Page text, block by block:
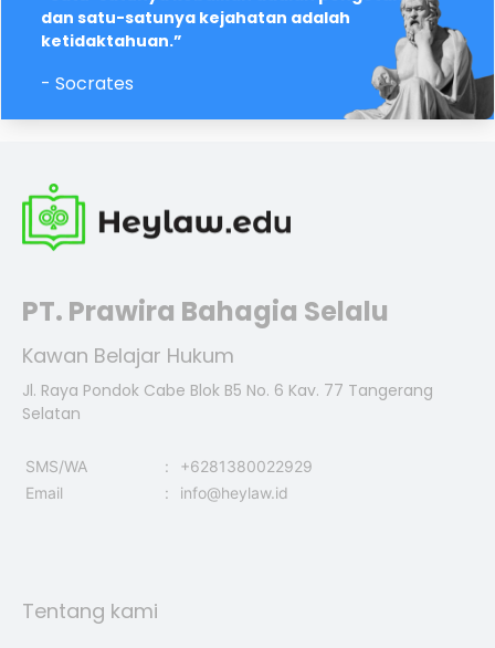
dan satu-satunya kejahatan adalah
ketidaktahuan.”
- Socrates
PT. Prawira Bahagia Selalu
Kawan Belajar Hukum
Jl. Raya Pondok Cabe Blok B5 No. 6 Kav. 77 Tangerang
Selatan
SMS/WA :
+6281380022929
Email
: info@heylaw.id
Tentang kami